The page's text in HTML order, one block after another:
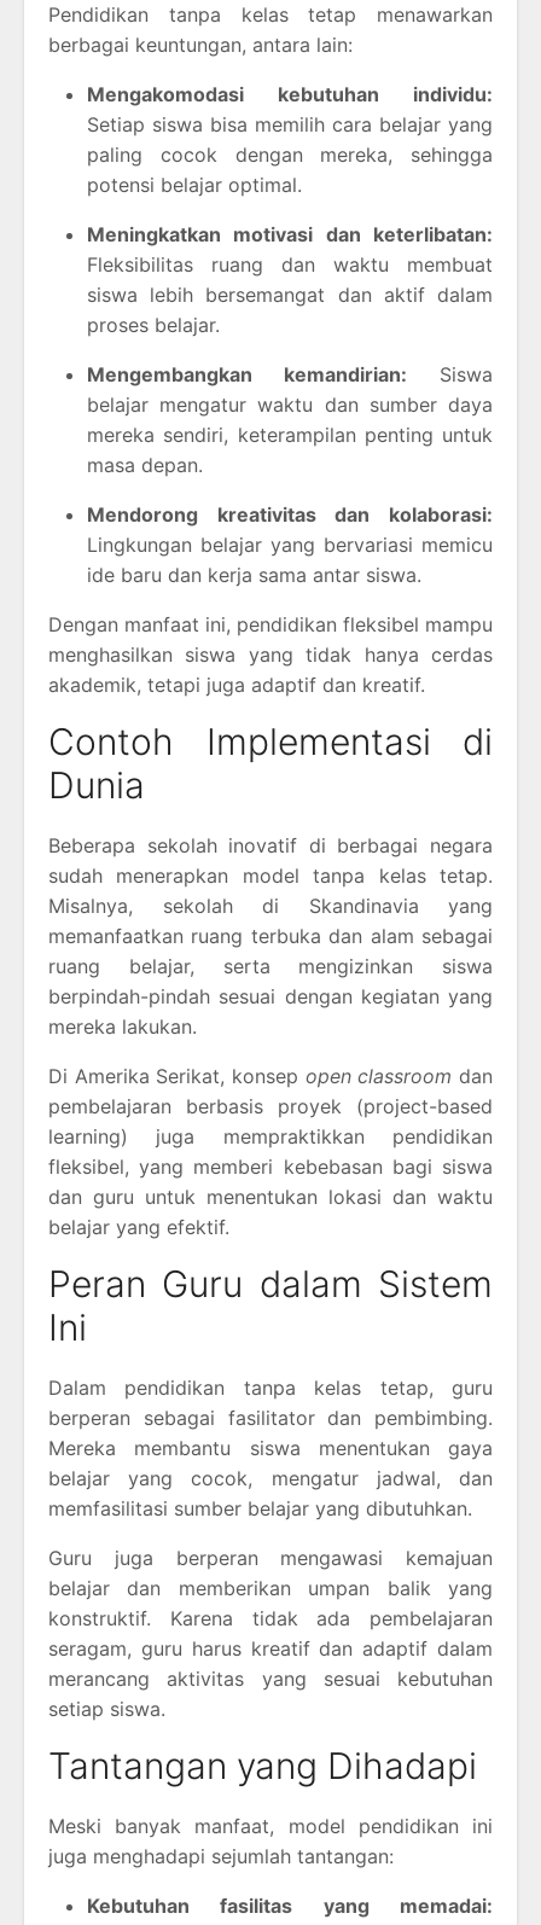
Pendidikan tanpa kelas tetap menawarkan
berbagai keuntungan, antara lain:
Mengakomodasi kebutuhan individu:
Setiap siswa bisa memilih cara belajar yang
paling cocok dengan mereka, sehingga
potensi belajar optimal.
Meningkatkan motivasi dan keterlibatan:
Fleksibilitas ruang dan waktu membuat
siswa lebih bersemangat dan aktif dalam
proses belajar.
Mengembangkan kemandirian: Siswa
belajar mengatur waktu dan sumber daya
mereka sendiri, keterampilan penting untuk
masa depan.
Mendorong kreativitas dan kolaborasi:
Lingkungan belajar yang bervariasi memicu
ide baru dan kerja sama antar siswa.
Dengan manfaat ini, pendidikan fleksibel mampu
menghasilkan siswa yang tidak hanya cerdas
akademik, tetapi juga adaptif dan kreatif.
Contoh Implementasi di
Dunia
Beberapa sekolah inovatif di berbagai negara
sudah menerapkan model tanpa kelas tetap.
Misalnya, sekolah di Skandinavia yang
memanfaatkan ruang terbuka dan alam sebagai
ruang belajar, serta mengizinkan siswa
berpindah-pindah sesuai dengan kegiatan yang
mereka lakukan.
Di Amerika Serikat, konsep open classroom dan
pembelajaran berbasis proyek (project-based
learning) juga mempraktikkan pendidikan
fleksibel, yang memberi kebebasan bagi siswa
dan guru untuk menentukan lokasi dan waktu
belajar yang efektif.
Peran Guru dalam Sistem
Ini
Dalam pendidikan tanpa kelas tetap, guru
berperan sebagai fasilitator dan pembimbing.
Mereka membantu siswa menentukan gaya
belajar yang cocok, mengatur jadwal, dan
memfasilitasi sumber belajar yang dibutuhkan.
Guru juga berperan mengawasi kemajuan
belajar dan memberikan umpan balik yang
konstruktif. Karena tidak ada pembelajaran
seragam, guru harus kreatif dan adaptif dalam
merancang aktivitas yang sesuai kebutuhan
setiap siswa.
Tantangan yang Dihadapi
Meski banyak manfaat, model pendidikan ini
juga menghadapi sejumlah tantangan:
Kebutuhan fasilitas yang memadai: